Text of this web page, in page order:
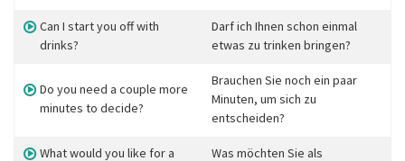
Can I start you off with
drinks?
Darf ich Ihnen schon einmal
etwas zu trinken bringen?
Do you need a couple more
minutes to decide?
Brauchen Sie noch ein paar
Minuten, um sich zu
entscheiden?
What would you like for a Was möchten Sie als